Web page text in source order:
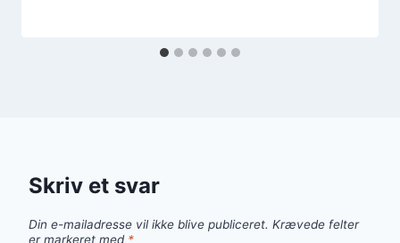
Skriv et svar
Din e-mailadresse vil ikke blive publiceret. Krævede felter
er markeret med *